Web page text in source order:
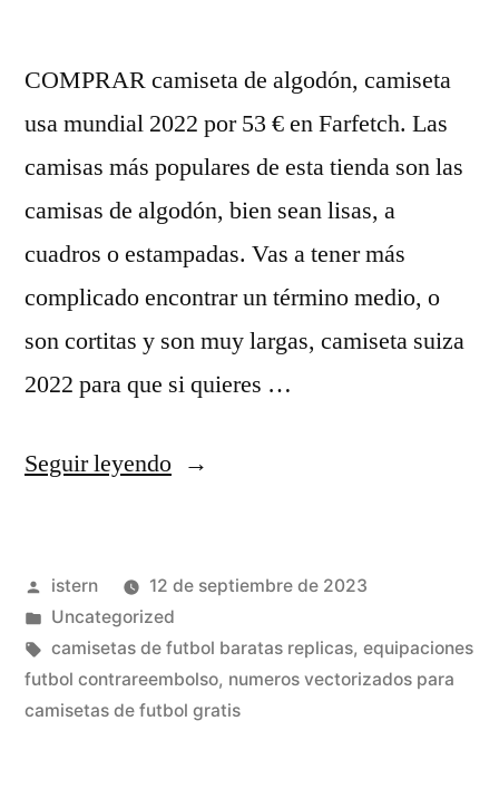
COMPRAR camiseta de algodón, camiseta
usa mundial 2022 por 53 € en Farfetch. Las
camisas más populares de esta tienda son las
camisas de algodón, bien sean lisas, a
cuadros o estampadas. Vas a tener más
complicado encontrar un término medio, o
son cortitas y son muy largas, camiseta suiza
2022 para que si quieres …
Seguir leyendo«camisetas
baratas»
Publicado
por
istern
12 de septiembre de 2023
Publicado
en
Uncategorized
Etiquetas:
camisetas de futbol baratas replicas, equipaciones
futbol contrareembolso, numeros vectorizados para
camisetas de futbol gratis